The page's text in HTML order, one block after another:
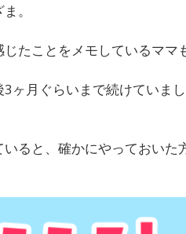
。
たことをメモしているママ
ヶ月ぐらいまで続けていま
ると、確かにやっておいた